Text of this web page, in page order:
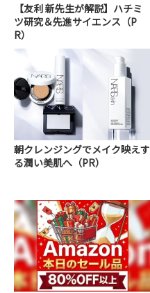
【友利 新先生が解説】ハチミ
ツ研究＆先進サイエンス（P
R）
朝クレンジングでメイク映えす
る潤い美肌へ（PR）